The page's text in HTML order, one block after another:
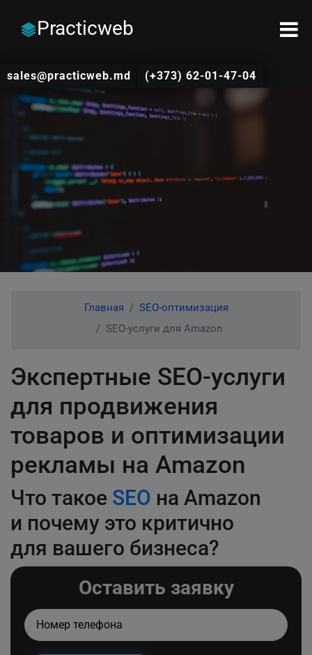
Practicweb
sales@practicweb.md (+373) 62-01-47-04
Главная
SEO-оптимизация
SEO-услуги для Amazon
Экспертные SEO-услуги
для продвижения
товаров и оптимизации
рекламы на Amazon
Что такое SEO на Amazon
и почему это критично
для вашего бизнеса?
Оставить заявку